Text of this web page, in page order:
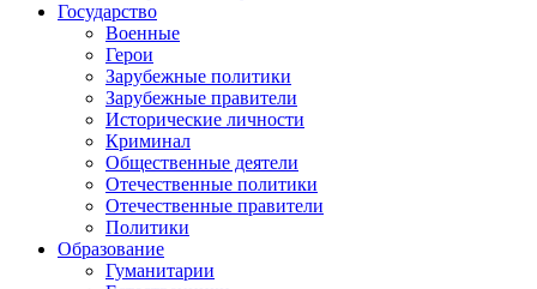
Государство
Военные
Герои
Зарубежные политики
Зарубежные правители
Исторические личности
Криминал
Общественные деятели
Отечественные политики
Отечественные правители
Политики
Образование
Гуманитарии